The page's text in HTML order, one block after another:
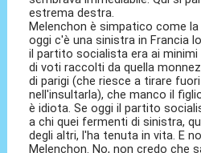
estrema destra.
Melenchon è simpatico come
oggi c'è una sinistra in Francia
il partito socialista era ai
di voti raccolti da quella
di parigi (che riesce a tirare
nell'insultarla), che manco il
è idiota. Se oggi il partito
a chi quei fermenti di sinistra,
degli altri, l'ha tenuta in vita. E
Melenchon. No, non credo che